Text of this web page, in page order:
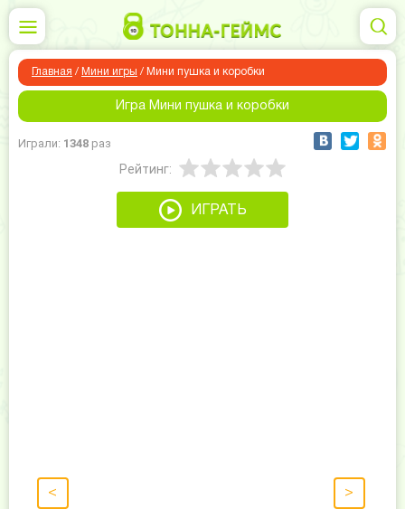
Главная / Мини игры / Мини пушка и коробки
Игра Мини пушка и коробки
Играли: 1348 раз
Рейтинг:
ИГРАТЬ
< >